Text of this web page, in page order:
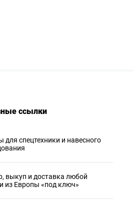
ссылки
для спецтехники и навесного
выкуп и доставка любой
из Европы «под ключ»